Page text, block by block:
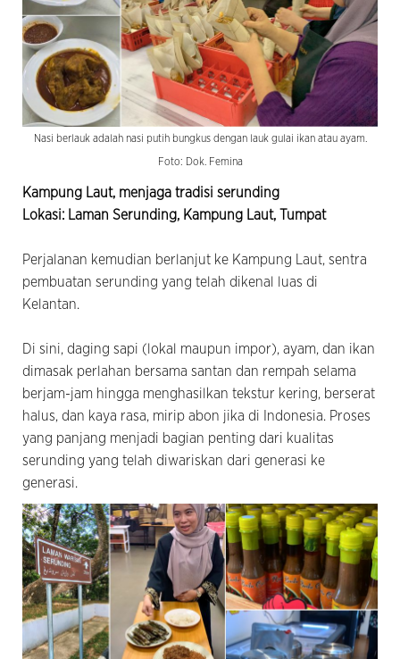
Nasi berlauk adalah nasi putih bungkus dengan lauk gulai ikan atau ayam.
Foto: Dok. Femina
Kampung Laut, menjaga tradisi serunding
Lokasi: Laman Serunding, Kampung Laut, Tumpat
Perjalanan kemudian berlanjut ke Kampung Laut, sentra
pembuatan serunding yang telah dikenal luas di
Kelantan.
Di sini, daging sapi (lokal maupun impor), ayam, dan ikan
dimasak perlahan bersama santan dan rempah selama
berjam-jam hingga menghasilkan tekstur kering, berserat
halus, dan kaya rasa, mirip abon jika di Indonesia. Proses
yang panjang menjadi bagian penting dari kualitas
serunding yang telah diwariskan dari generasi ke
generasi.